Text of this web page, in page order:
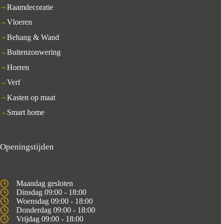
Raamdecoratie
Vloeren
Behang & Wand
Buitenzonwering
Horren
Verf
Kasten op maat
Smart home
Openingstijden
Maandag gesloten
Dinsdag 09:00 - 18:00
Woensdag 09:00 - 18:00
Donderdag 09:00 - 18:00
Vrijdag 09:00 - 18:00